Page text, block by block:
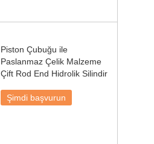
Piston Çubuğu ile
Paslanmaz Çelik Malzeme
Çift Rod End Hidrolik Silindir
Şimdi başvurun